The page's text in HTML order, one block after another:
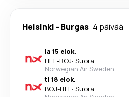
Helsinki - Burgas 4 päivää
la 15 elok.
HEL-BOJ· Suora
Norwegian Air Sweden
ti 18 elok.
BOJ-HEL· Suora